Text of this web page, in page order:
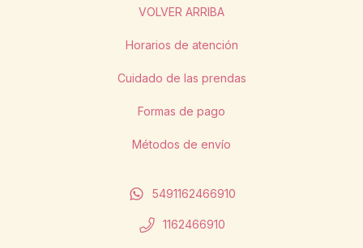
VOLVER ARRIBA
Horarios de atención
Cuidado de las prendas
Formas de pago
Métodos de envío
5491162466910
1162466910